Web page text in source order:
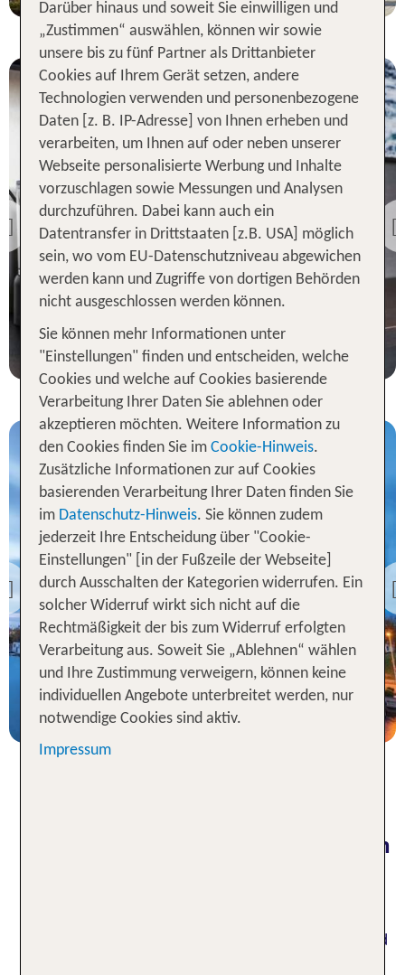
Previous
Niederlande inkl.
Flug
Le Marin Hotel Rotterdam
City - Handwritten
Collection
98 % Weiterempfehlung
7 Nächte, Ü, XX
p.P. ab 766 €
Previous
Niederlande inkl.
Flug
Leonardo Royal Hotel
Amsterdam
96 % Weiterempfehlung
7 Nächte, Ü, DZ
p.P. ab 778 €
Niederlande gebucht mit wenigen
unkomplizierte Weise ein großartiges Nachbarland
Darüber hinaus und soweit Sie einwilligen und
„Zustimmen“ auswählen, können wir sowie
unsere bis zu fünf Partner als Drittanbieter
Cookies auf Ihrem Gerät setzen, andere
Technologien verwenden und personenbezogene
Daten [z. B. IP-Adresse] von Ihnen erheben und
verarbeiten, um Ihnen auf oder neben unserer
Webseite personalisierte Werbung und Inhalte
vorzuschlagen sowie Messungen und Analysen
durchzuführen. Dabei kann auch ein
Datentransfer in Drittstaaten [z.B. USA] möglich
sein, wo vom EU-Datenschutzniveau abgewichen
werden kann und Zugriffe von dortigen Behörden
nicht ausgeschlossen werden können.
Sie können mehr Informationen unter
"Einstellungen" finden und entscheiden, welche
Cookies und welche auf Cookies basierende
Verarbeitung Ihrer Daten Sie ablehnen oder
akzeptieren möchten. Weitere Information zu
den Cookies finden Sie im Cookie-Hinweis.
Zusätzliche Informationen zur auf Cookies
basierenden Verarbeitung Ihrer Daten finden Sie
im Datenschutz-Hinweis. Sie können zudem
jederzeit Ihre Entscheidung über "Cookie-
Einstellungen" [in der Fußzeile der Webseite]
durch Ausschalten der Kategorien widerrufen. Ein
solcher Widerruf wirkt sich nicht auf die
Rechtmäßigkeit der bis zum Widerruf erfolgten
Verarbeitung aus. Soweit Sie „Ablehnen“ wählen
und Ihre Zustimmung verweigern, können keine
individuellen Angebote unterbreitet werden, nur
notwendige Cookies sind aktiv.
Impressum